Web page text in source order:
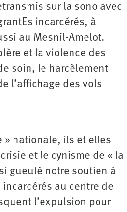
sur la sono avec
incarcérés, à
au Mesnil-Amelot.
et la violence des
soin, le harcèlement
l’affichage des vols
» nationale, ils et elles
et le cynisme de « la
gueulé notre soutien à
au centre de
l’expulsion pour